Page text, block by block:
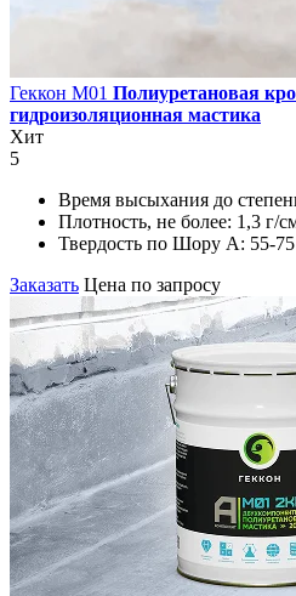
Геккон М01 Полиуретановая
гидроизоляционная мастика
Хит
5
Время высыхания до
Плотность, не более: 1,3 г/
Твердость по Шору А: 55-
Заказать Цена по запросу